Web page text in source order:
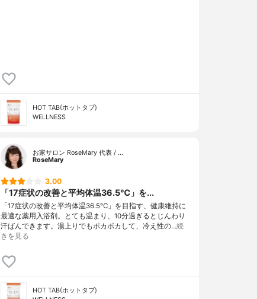
HOT TAB(ホットタブ)
WELLNESS
お家サロン RoseMary 代表 / …
RoseMary
3.00
「17症状の改善と平均体温36.5℃」を...
「17症状の改善と平均体温36.5℃」を目指す、健康維持に
最適な薬用入浴剤。とても温まり、10分過ぎるとじんわり
汗ばんできます。湯上りでもポカポカして、冷え性の…続
きを見る
HOT TAB(ホットタブ)